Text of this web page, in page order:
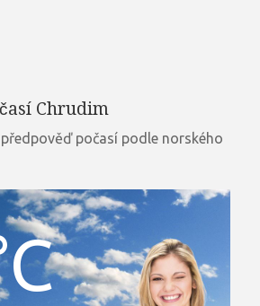
Chrudim
počasí podle norského